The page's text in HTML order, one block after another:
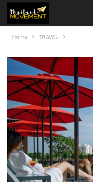
Home TRAVEL